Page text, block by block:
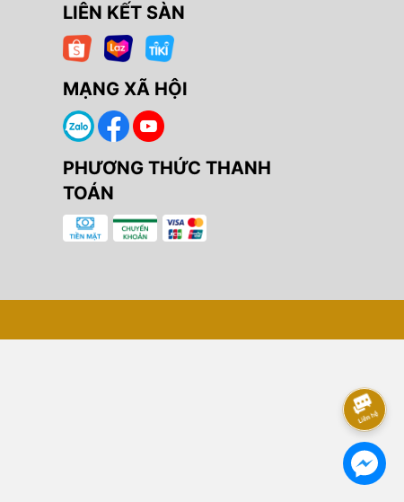
LIÊN KẾT SÀN
MẠNG XÃ HỘI
PHƯƠNG THỨC THANH
TOÁN